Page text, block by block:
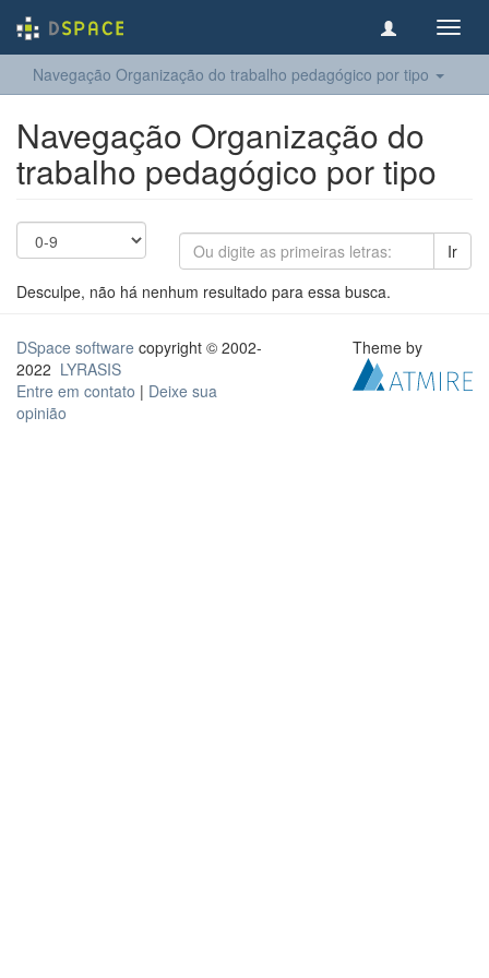
Navegação Organização do trabalho pedagógico por tipo
Navegação Organização do
trabalho pedagógico por tipo
Ir
Desculpe, não há nenhum resultado para essa busca.
DSpace software copyright © 2002-
2022 LYRASIS
Entre em contato | Deixe sua
opinião
Theme by